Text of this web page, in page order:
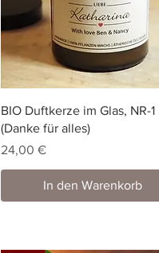
BIO Duftkerze im Glas, NR-1
(Danke für alles)
Preis
24,00 €
In den Warenkorb